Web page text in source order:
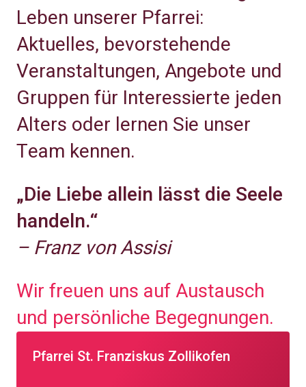
Leben unserer Pfarrei:
Aktuelles, bevorstehende
Veranstaltungen, Angebote und
Gruppen für Interessierte jeden
Alters oder lernen Sie unser
Team kennen.
„Die Liebe allein lässt die Seele
handeln.“
– Franz von Assisi
Wir freuen uns auf Austausch
und persönliche Begegnungen.
Pfarrei St. Franziskus Zollikofen